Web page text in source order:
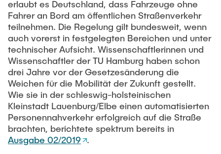
Berufungen
Neue Mitarbeitende
Intern
Promotion und Habilitation
Wissenschaftliche Weiterbildung
Lehre und Lernen
Best Practices Lehre
Hochschuldidaktik - ZLL
LearnING Center
Lehre im europäischen Verbund (ECIU)
WorkINGLab / Makerspace
Neues aus der Forschung &
Transfer
Interdisziplinärer Workshop des FSP
„Biobasierte Prozesse und
Reaktortechnologien“
Forschung und Institute
Maschinenbau
Studiengänge
Forschung und Institute
Studienbereich FIT
erlaubt es Deutschland, dass Fahrzeuge ohne
Fahrer an Bord am öffentlichen Straßenverkehr
teilnehmen. Die Regelung gilt bundesweit, wenn
auch vorerst in festgelegten Bereichen und unter
technischer Aufsicht. Wissenschaftlerinnen und
Wissenschaftler der TU Hamburg haben schon
drei Jahre vor der Gesetzesänderung die
Weichen für die Mobilität der Zukunft gestellt.
Wie sie in der schleswig-holsteinischen
Kleinstadt Lauenburg/Elbe einen automatisierten
Personennahverkehr erfolgreich auf die Straße
brachten, berichtete spektrum bereits in
Ausgabe 02/2019 .